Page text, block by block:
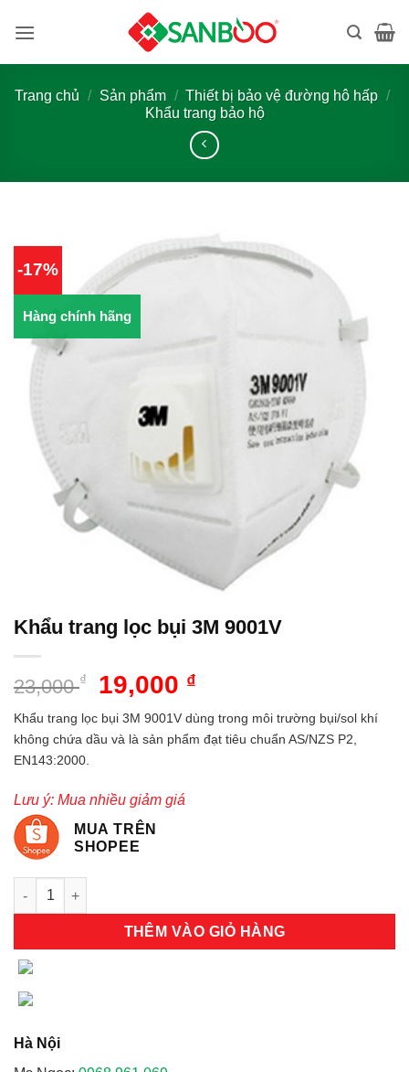
qua
Trang chủ / Sản phẩm / Thiết bị bảo vệ đường hô hấp /
Khẩu trang bảo hộ
-17%
Hàng chính hãng
Khẩu trang lọc bụi 3M 9001V
23,000₫
Giá
gốc
là:
23,000 ₫.
19,000 ₫
tại
là:
Khẩu trang lọc bụi 3M 9001V dùng trong môi trường bụi/sol khí
không chứa dầu và là sản phẩm đạt tiêu chuẩn AS/NZS P2,
EN143:2000.
Lưu ý: Mua nhiều giảm giá
MUA TRÊN
SHOPEE
Khẩu trang lọc bụi 3M 9001V số lượng
THÊM VÀO GIỎ HÀNG
Hà Nội